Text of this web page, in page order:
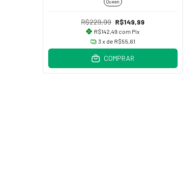
Queen
R$229,99 R$149,99
R$142,49 com Pix
3 x de R$55,61
COMPRAR